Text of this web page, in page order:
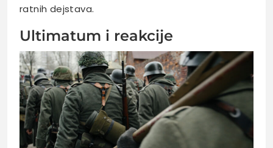
ratnih dejstava.
Ultimatum i reakcije